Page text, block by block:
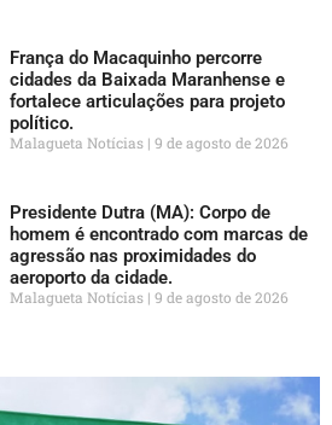
França do Macaquinho percorre
cidades da Baixada Maranhense e
fortalece articulações para projeto
político.
Malagueta Notícias 9 de agosto de 2026
Presidente Dutra (MA): Corpo de
homem é encontrado com marcas de
agressão nas proximidades do
aeroporto da cidade.
Malagueta Notícias 9 de agosto de 2026